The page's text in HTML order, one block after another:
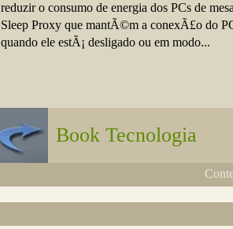
reduzir o consumo de energia dos PCs de
Sleep Proxy que mantÃ©m a conexÃ£o do
quando ele estÃ¡ desligado ou em modo...
Book Tecnologia